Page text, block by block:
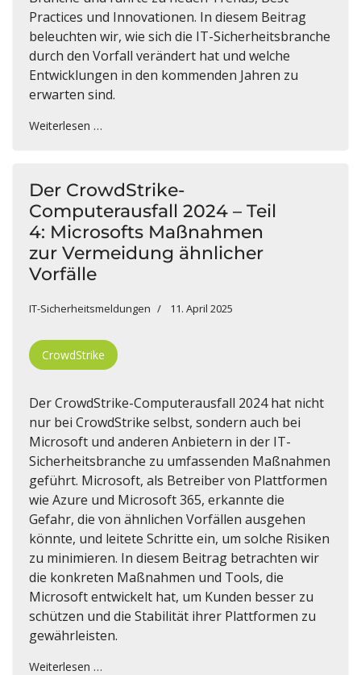
Practices und Innovationen. In diesem Beitrag
beleuchten wir, wie sich die IT-Sicherheitsbranche
durch den Vorfall verändert hat und welche
Entwicklungen in den kommenden Jahren zu
erwarten sind.
Weiterlesen …
Der CrowdStrike-
Computerausfall 2024 – Teil
4: Microsofts Maßnahmen
zur Vermeidung ähnlicher
Vorfälle
IT-Sicherheitsmeldungen 11. April 2025
CrowdStrike
Der CrowdStrike-Computerausfall 2024 hat nicht
nur bei CrowdStrike selbst, sondern auch bei
Microsoft und anderen Anbietern in der IT-
Sicherheitsbranche zu umfassenden Maßnahmen
geführt. Microsoft, als Betreiber von Plattformen
wie Azure und Microsoft 365, erkannte die
Gefahr, die von ähnlichen Vorfällen ausgehen
könnte, und leitete Schritte ein, um solche Risiken
zu minimieren. In diesem Beitrag betrachten wir
die konkreten Maßnahmen und Tools, die
Microsoft entwickelt hat, um Kunden besser zu
schützen und die Stabilität ihrer Plattformen zu
gewährleisten.
Weiterlesen …